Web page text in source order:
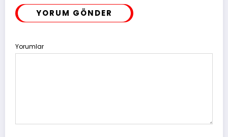
YORUM GÖNDER
Yorumlar